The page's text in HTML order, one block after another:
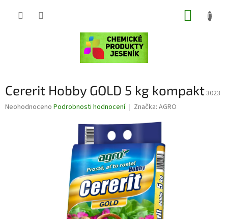
Cererit Hobby GOLD 5 kg kompakt3023
Průměrné
Neohodnoceno Podrobnosti hodnocení Značka: AGRO